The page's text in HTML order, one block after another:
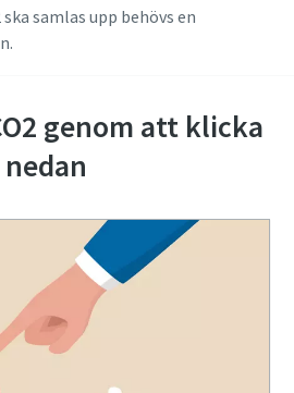
samlas upp behövs en
genom att klicka